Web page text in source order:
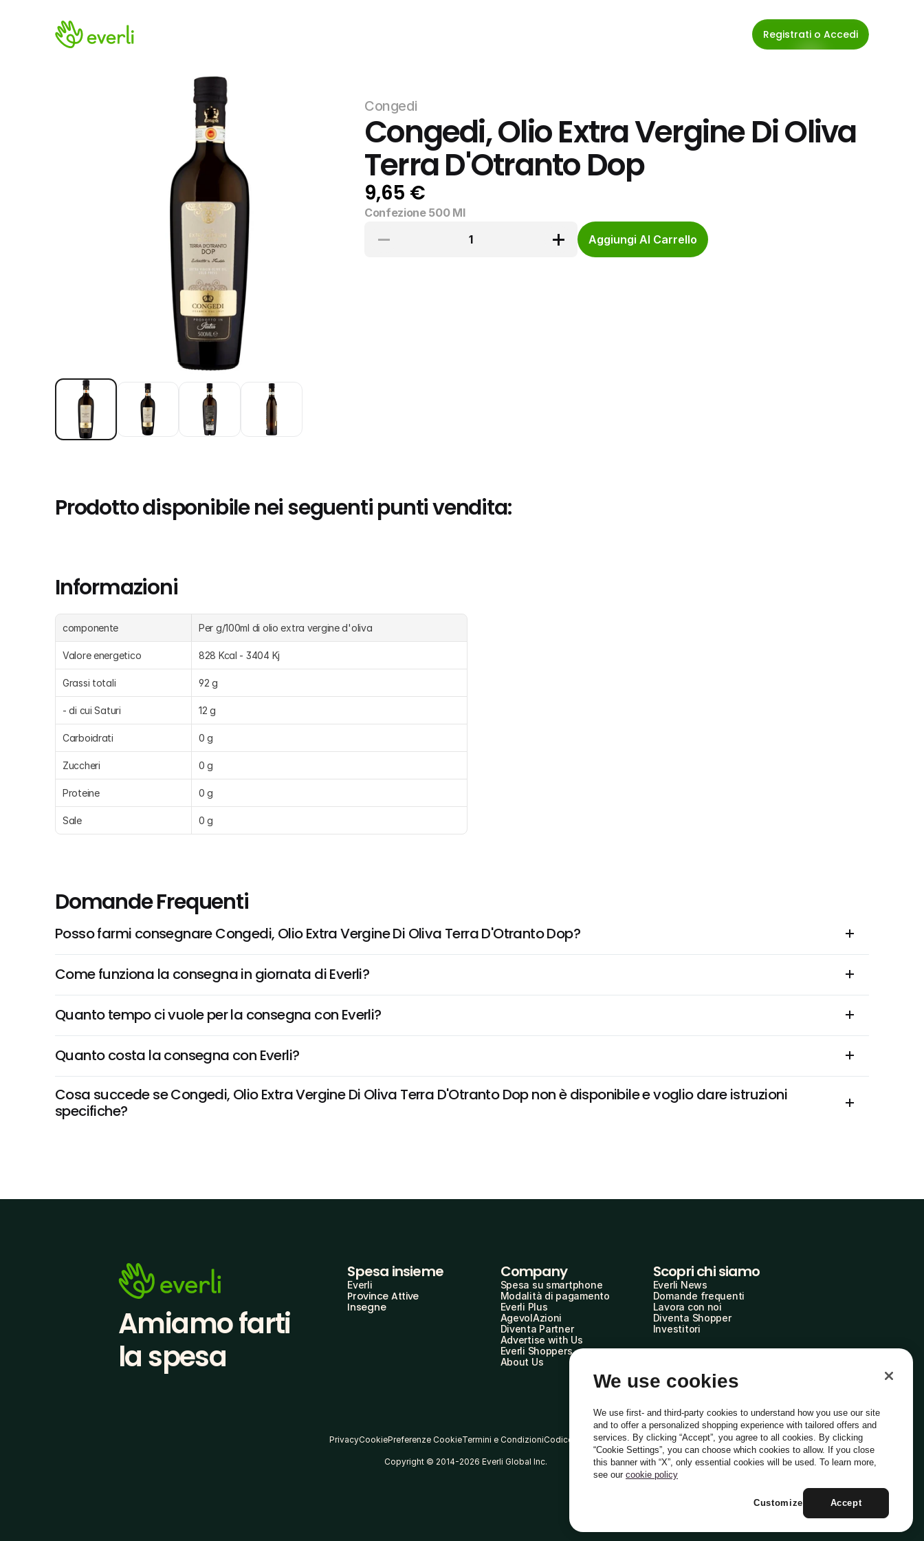
Registrati o Accedi
Congedi
Congedi, Olio Extra Vergine Di Oliva
Terra D'Otranto Dop
9,65 €
Confezione 500 Ml
1
Aggiungi Al Carrello
Prodotto disponibile nei seguenti punti vendita:
Informazioni
componente Per g/100ml di olio extra vergine d'oliva
Valore energetico 828 Kcal - 3404 Kj
Grassi totali 92 g
- di cui Saturi 12 g
Carboidrati 0 g
Zuccheri 0 g
Proteine 0 g
Sale 0 g
Domande Frequenti
Posso farmi consegnare Congedi, Olio Extra Vergine Di Oliva Terra D'Otranto Dop?
Come funziona la consegna in giornata di Everli?
Quanto tempo ci vuole per la consegna con Everli?
Quanto costa la consegna con Everli?
Cosa succede se Congedi, Olio Extra Vergine Di Oliva Terra D'Otranto Dop non è disponibile e voglio dare istruzioni
specifiche?
Amiamo farti
la spesa
Spesa insieme
Everli
Province Attive
Insegne
Company
Spesa su smartphone
Modalità di pagamento
Everli Plus
AgevolAzioni
Diventa Partner
Advertise with Us
Everli Shoppers
About Us
Scopri chi siamo
Everli News
Domande frequenti
Lavora con noi
Diventa Shopper
Investitori
PrivacyCookiePreferenze CookieTermini e CondizioniCodice Etico
Copyright © 2014-2026 Everli Global Inc. Italiano
We use cookies
We use first- and third-party cookies to understand how you use our site
and to offer a personalized shopping experience with tailored offers and
services. By clicking “Accept”, you agree to all cookies. By clicking
“Cookie Settings”, you can choose which cookies to allow. If you close
this banner with “X”, only essential cookies will be used. To learn more,
see our cookie policy
Accept
Customize